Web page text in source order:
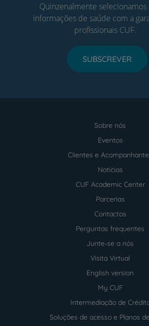
Quinzenalmente selecionamos
informações de saúde com a
profissionais CUF.
SUBSCREVER
Sobre nós
Eventos
Clientes e
Notícias
CUF Academic Center
Parcerias
Contactos
Perguntas frequentes
Junte-se a nós
Visita Virtual
English version
My CUF
Intermediação de
Soluções de acesso e Planos